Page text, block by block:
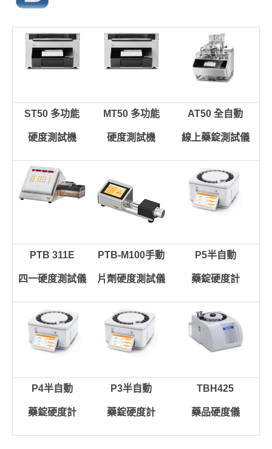
ST50 多功能
硬度測試機
MT50 多功能
硬度測試機
AT50 全自動
線上藥錠測試儀
PTB 311E
四一硬度測試儀
PTB-M100手動
片劑硬度測試儀
P5半自動
藥錠硬度計
P4半自動
藥錠硬度計
P3半自動
藥錠硬度計
TBH425
藥品硬度儀